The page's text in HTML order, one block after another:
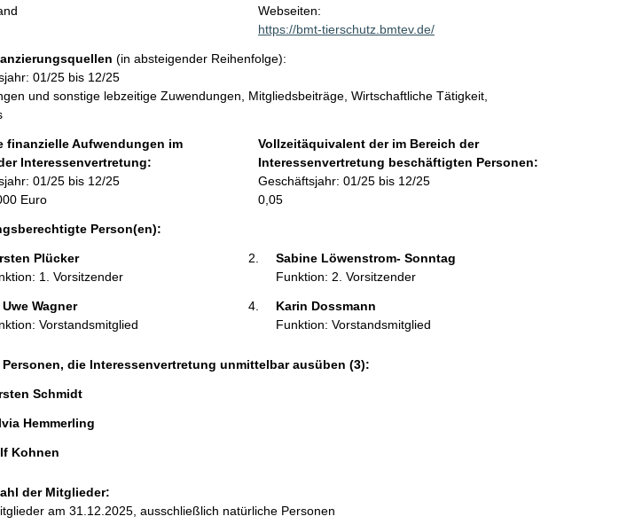
t
a
t
n
o
r
m
a
n
Webseiten:
https://bmt-tierschutz.bmtev.de/
(in absteigender Reihenfolge):
01/25 bis 12/25
und sonstige lebzeitige Zuwendungen, Mitgliedsbeiträge, Wirtschaftliche Tätigkeit,
finanzielle Aufwendungen im
Interessenvertretung:
01/25 bis 12/25
Euro
Vollzeitäquivalent der im Bereich der
Interessenvertretung beschäftigten Personen:
Geschäftsjahr: 01/25 bis 12/25
0,05
Person(en):
Plücker
1. Vorsitzender
Sabine Löwenstrom- Sonntag
Funktion: 2. Vorsitzender
Uwe Wagner
Vorstandsmitglied
Karin Dossmann
Funktion: Vorstandsmitglied
Personen, die Interessenvertretung unmittelbar ausüben (3):
Schmidt
Hemmerling
Kohnen
der Mitglieder:
am 31.12.2025, ausschließlich natürliche Personen